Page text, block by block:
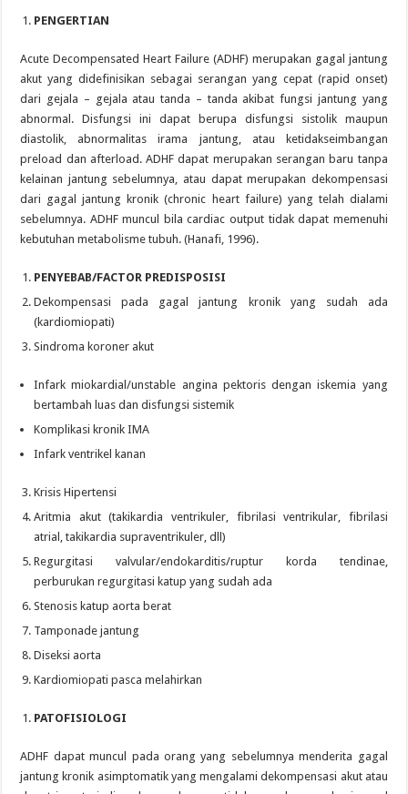
PENGERTIAN
Acute Decompensated Heart Failure (ADHF) merupakan gagal jantung
akut yang didefinisikan sebagai serangan yang cepat (rapid onset)
dari gejala – gejala atau tanda – tanda akibat fungsi jantung yang
abnormal. Disfungsi ini dapat berupa disfungsi sistolik maupun
diastolik, abnormalitas irama jantung, atau ketidakseimbangan
preload dan afterload. ADHF dapat merupakan serangan baru tanpa
kelainan jantung sebelumnya, atau dapat merupakan dekompensasi
dari gagal jantung kronik (chronic heart failure) yang telah dialami
sebelumnya. ADHF muncul bila cardiac output tidak dapat memenuhi
kebutuhan metabolisme tubuh. (Hanafi, 1996).
PENYEBAB/FACTOR PREDISPOSISI
Dekompensasi pada gagal jantung kronik yang sudah ada
(kardiomiopati)
Sindroma koroner akut
Infark miokardial/unstable angina pektoris dengan iskemia yang
bertambah luas dan disfungsi sistemik
Komplikasi kronik IMA
Infark ventrikel kanan
Krisis Hipertensi
Aritmia akut (takikardia ventrikuler, fibrilasi ventrikular, fibrilasi
atrial, takikardia supraventrikuler, dll)
Regurgitasi valvular/endokarditis/ruptur korda tendinae,
perburukan regurgitasi katup yang sudah ada
Stenosis katup aorta berat
Tamponade jantung
Diseksi aorta
Kardiomiopati pasca melahirkan
PATOFISIOLOGI
ADHF dapat muncul pada orang yang sebelumnya menderita gagal
jantung kronik asimptomatik yang mengalami dekompensasi akut atau